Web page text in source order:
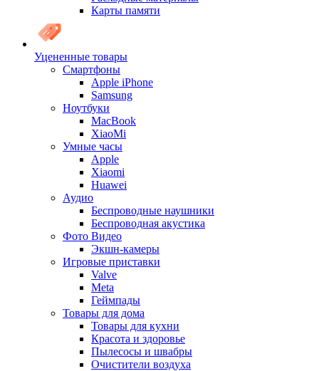
Карты памяти
Уцененные товары
Cмартфоны
Apple iPhone
Samsung
Ноутбуки
MacBook
XiaoMi
Умные часы
Apple
Xiaomi
Huawei
Аудио
Беспроводные наушники
Беспроводная акустика
Фото Видео
Экшн-камеры
Игровые приставки
Valve
Meta
Геймпады
Товары для дома
Товары для кухни
Красота и здоровье
Пылесосы и швабры
Очистители воздуха